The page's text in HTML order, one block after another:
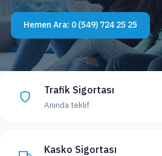
Hemen Ara: 0 (549) 724 25 25
Trafik Sigortası
Anında teklif
Kasko Sigortası